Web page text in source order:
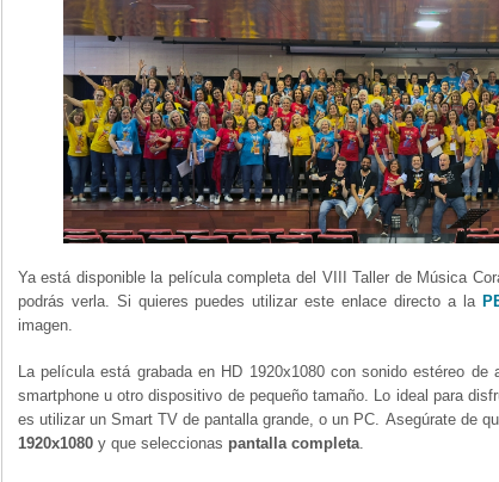
Ya está disponible la película completa del VIII Taller de Música
podrás verla. Si quieres puedes utilizar este enlace directo a la
imagen.
La película está grabada en HD 1920x1080 con sonido estéreo
smartphone u otro dispositivo de pequeño tamaño. Lo ideal para
es utilizar un Smart TV de pantalla grande, o un PC. Asegúrate de
1920x1080y que seleccionas pantalla completa.